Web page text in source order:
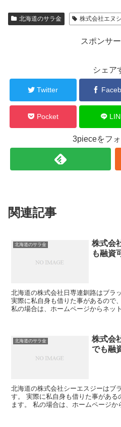
北海道のサラ金 株式会社エヌ
スポンサ
シェア
Twitter
Pocket
3pieceをフ
関連記事
北海道のサラ金
株式会
も融資
北海道の株式会社日専連釧路はブラ
実際に私自身も借りた事があるので
私の場合は、ホームページからネッ
北海道のサラ金
株式会
でも融
北海道の株式会社シーエスジーはブ
す。 実際に私自身も借りた事がある
ます。 私の場合は、ホームページ